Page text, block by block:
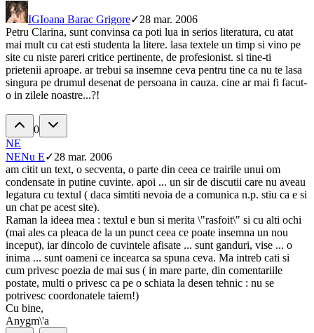
IGIoana Barac Grigore✓28 mar. 2006
Petru Clarina, sunt convinsa ca poti lua in serios literatura, cu atat
mai mult cu cat esti studenta la litere. lasa textele un timp si vino pe
site cu niste pareri critice pertinente, de profesionist. si tine-ti
prietenii aproape. ar trebui sa insemne ceva pentru tine ca nu te lasa
singura pe drumul desenat de persoana in cauza. cine ar mai fi facut-
o in zilele noastre...?!
0
NE
NENu E✓28 mar. 2006
am citit un text, o secventa, o parte din ceea ce trairile unui om
condensate in putine cuvinte. apoi ... un sir de discutii care nu aveau
legatura cu textul ( daca simtiti nevoia de a comunica n.p. stiu ca e si
un chat pe acest site).
Raman la ideea mea : textul e bun si merita \"rasfoit\" si cu alti ochi
(mai ales ca pleaca de la un punct ceea ce poate insemna un nou
inceput), iar dincolo de cuvintele afisate ... sunt ganduri, vise ... o
inima ... sunt oameni ce incearca sa spuna ceva. Ma intreb cati si
cum privesc poezia de mai sus ( in mare parte, din comentariile
postate, multi o privesc ca pe o schiata la desen tehnic : nu se
potrivesc coordonatele taiem!)
Cu bine,
Anygm\'a